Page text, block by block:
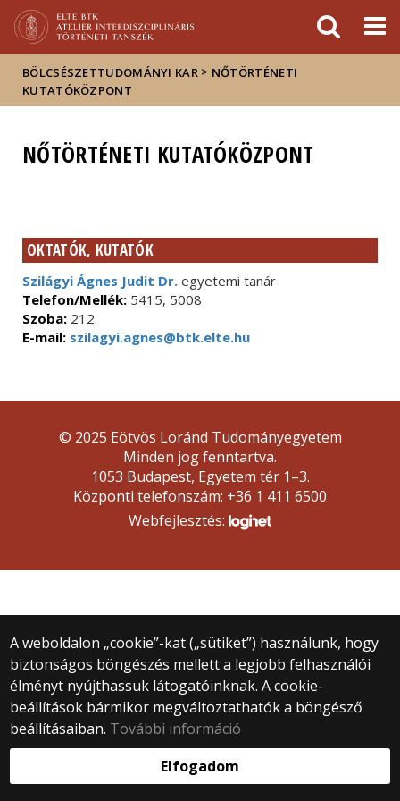
Hírek
Események
ELTE a
sajtóban
BÖLCSÉSZETTUDOMÁNYI KAR > NŐTÖRTÉNETI
KUTATÓKÖZPONT
NŐTÖRTÉNETI KUTATÓKÖZPONT
OKTATÓK, KUTATÓK
Szilágyi Ágnes Judit Dr. egyetemi tanár
Telefon/Mellék: 5415, 5008
Szoba: 212.
E-mail: szilagyi.agnes@btk.elte.hu
A weboldalon „cookie”-kat („sütiket”) használunk, hogy
biztonságos böngészés mellett a legjobb felhasználói
élményt nyújthassuk látogatóinknak. A cookie-
beállítások bármikor megváltoztathatók a böngésző
beállításaiban. További információ
Elfogadom
© 2025 Eötvös Loránd Tudományegyetem
Minden jog fenntartva.
1053 Budapest, Egyetem tér 1–3.
Központi telefonszám: +36 1 411 6500
Webfejlesztés: